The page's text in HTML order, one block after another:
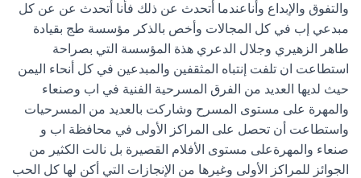
والتفوق والإبداع وأناعندما أتحدث عن ذلك فأنا أتحدث عن عن كل
مبدعي إب في كل المجالات وأخص بالذكر مؤسسة طج بقيادة
طاهر الزهيري وجلال الدعري هذة المؤسسة التي بصراحة
استطاعت ان تلفت إنتباه المثقفين والمبدعين في كل أنحاء اليمن
حيث لديها العديد من الفرق المسرحية الفنية في اب وصنعاء
والمهرة على مستوى المسرح وشاركت بالعديد من المسرحيات
واستطاعت أن تحصل على المراكز الأولى في محافظة اب و
صنعاء والمهرةعلى مستوى الأفلام القصيرة بل نالت الكثير من
الجوائز للمراكز الأولى وغيرها من الإنجازات التي أكن لها كل الحب